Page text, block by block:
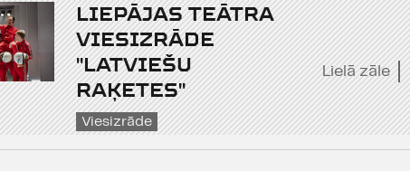
LIEPĀJAS TEĀTRA
VIESIZRĀDE
"LATVIEŠU
RAĶETES"
Viesizrāde
Lielā zāle